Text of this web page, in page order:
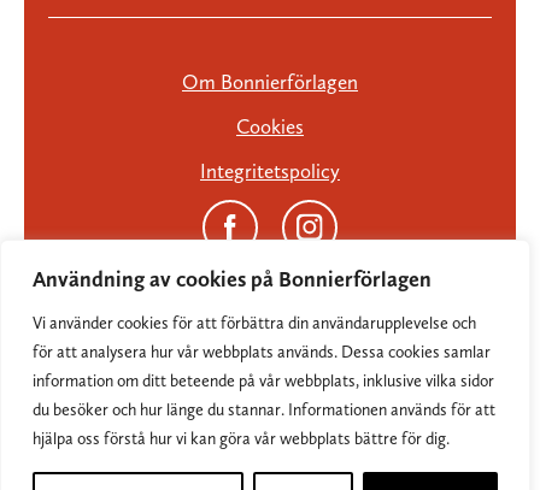
Användning av cookies på Bonnierförlagen
Vi använder cookies för att förbättra din användarupplevelse och
för att analysera hur vår webbplats används. Dessa cookies samlar
information om ditt beteende på vår webbplats, inklusive vilka sidor
du besöker och hur länge du stannar. Informationen används för att
hjälpa oss förstå hur vi kan göra vår webbplats bättre för dig.
Om Bonnierförlagen
Cookies
Integritetspolicy